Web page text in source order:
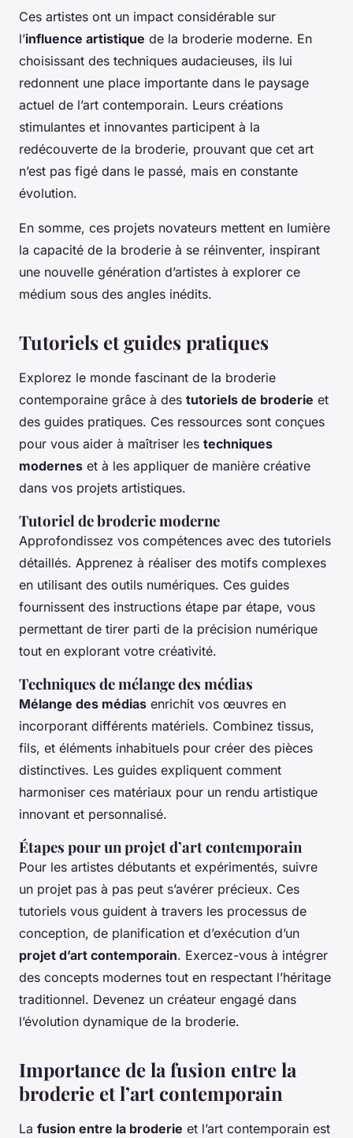
Ces artistes ont un impact considérable sur
l’influence artistique de la broderie moderne. En
choisissant des techniques audacieuses, ils lui
redonnent une place importante dans le paysage
actuel de l’art contemporain. Leurs créations
stimulantes et innovantes participent à la
redécouverte de la broderie, prouvant que cet art
n’est pas figé dans le passé, mais en constante
évolution.
En somme, ces projets novateurs mettent en lumière
la capacité de la broderie à se réinventer, inspirant
une nouvelle génération d’artistes à explorer ce
médium sous des angles inédits.
Tutoriels et guides pratiques
Explorez le monde fascinant de la broderie
contemporaine grâce à des tutoriels de broderie et
des guides pratiques. Ces ressources sont conçues
pour vous aider à maîtriser les techniques
modernes et à les appliquer de manière créative
dans vos projets artistiques.
Tutoriel de broderie moderne
Approfondissez vos compétences avec des tutoriels
détaillés. Apprenez à réaliser des motifs complexes
en utilisant des outils numériques. Ces guides
fournissent des instructions étape par étape, vous
permettant de tirer parti de la précision numérique
tout en explorant votre créativité.
Techniques de mélange des médias
Mélange des médias enrichit vos œuvres en
incorporant différents matériels. Combinez tissus,
fils, et éléments inhabituels pour créer des pièces
distinctives. Les guides expliquent comment
harmoniser ces matériaux pour un rendu artistique
innovant et personnalisé.
Étapes pour un projet d’art contemporain
Pour les artistes débutants et expérimentés, suivre
un projet pas à pas peut s’avérer précieux. Ces
tutoriels vous guident à travers les processus de
conception, de planification et d’exécution d’un
projet d’art contemporain. Exercez-vous à intégrer
des concepts modernes tout en respectant l’héritage
traditionnel. Devenez un créateur engagé dans
l’évolution dynamique de la broderie.
Importance de la fusion entre la
broderie et l’art contemporain
La fusion entre la broderie et l’art contemporain est